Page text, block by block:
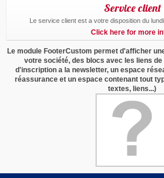
Service client
Le service client est a votre disposition du
Click here for more
Le module FooterCustom permet d'afficher
votre société, des blocs avec les liens
d'inscription a la newsletter, un espace
réassurance et un espace contenant tout
textes, liens...)